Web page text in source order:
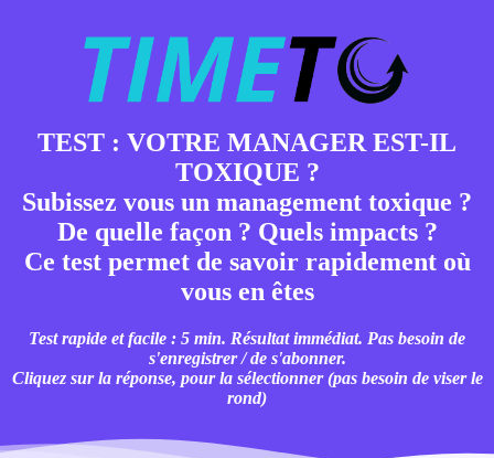
TEST : VOTRE MANAGER EST-IL
TOXIQUE ?
Subissez vous un management toxique ?
De quelle façon ? Quels impacts ?
Ce test permet de savoir rapidement où
vous en êtes
Test rapide et facile : 5 min. Résultat immédiat. Pas besoin de
s'enregistrer / de s'abonner.
Cliquez sur la réponse, pour la sélectionner (pas besoin de viser le
rond)